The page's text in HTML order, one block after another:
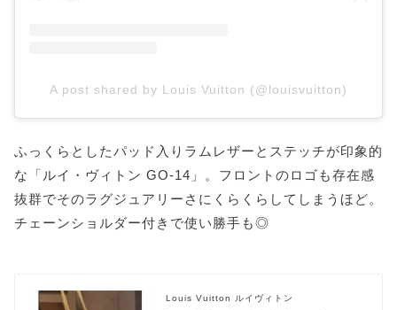
A post shared by Louis Vuitton (@louisvuitton)
ふっくらとしたパッド入りラムレザーとステッチが印象的
な「ルイ・ヴィトン GO-14」。フロントのロゴも存在感
抜群でそのラグジュアリーさにくらくらしてしまうほど。
チェーンショルダー付きで使い勝手も◎
Louis Vuitton ルイヴィトン